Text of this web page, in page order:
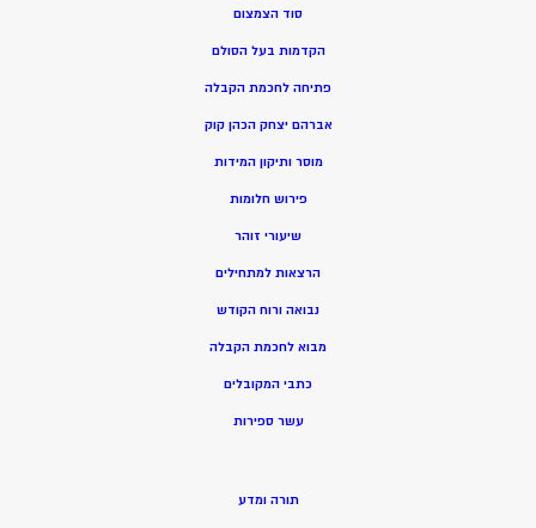
סוד הצמצום
הקדמות בעל הסולם
פתיחה לחכמת הקבלה
אברהם יצחק הכהן קוק
מוסר ותיקון המידות
פירוש חלומות
שיעורי זוהר
הרצאות למתחילים
נבואה ורוח הקודש
מבוא לחכמת הקבלה
כתבי המקובלים
עשר ספירות
תורה ומדע